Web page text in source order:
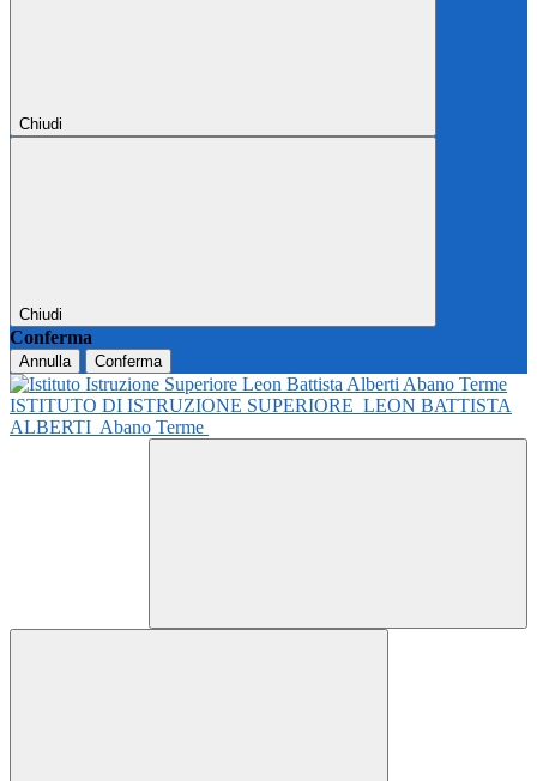
Chiudi
Chiudi
Conferma
Annulla Conferma
ISTITUTO DI ISTRUZIONE SUPERIORE LEON BATTISTA
ALBERTI Abano Terme